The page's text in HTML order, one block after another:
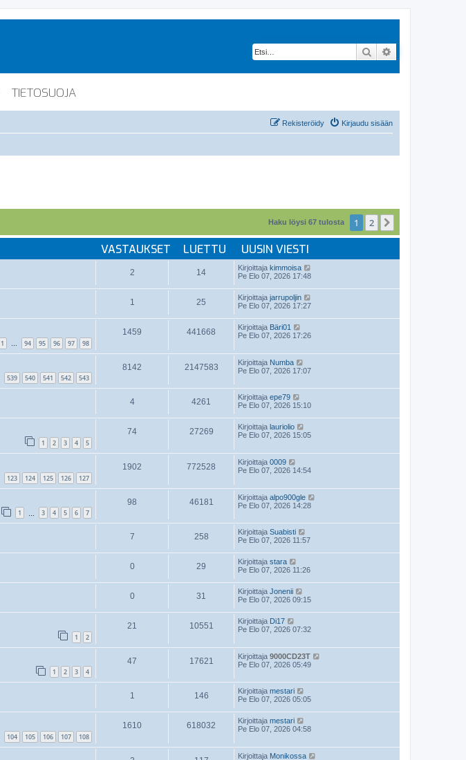
Etsi
TIETOSUOJA
Kirjaudu sisään
Rekisteröidy
Haku löysi 67 tulosta 1 2
VASTAUKSET LUETTU UUSIN VIESTI
2 14 Kirjoittaja kimmoisa
Pe Elo 07, 2026 17:48
1 25 Kirjoittaja jarrupoljin
Pe Elo 07, 2026 17:27
1 … 94 95 96 97 98
1459 441668 Kirjoittaja Bäri01
Pe Elo 07, 2026 17:26
539 540 541 542 543
8142 2147583 Kirjoittaja Numba
Pe Elo 07, 2026 17:07
4 4261 Kirjoittaja epe79
Pe Elo 07, 2026 15:10
1 2 3 4 5
74 27269 Kirjoittaja lauriolio
Pe Elo 07, 2026 15:05
123 124 125 126 127
1902 772528 Kirjoittaja 0009
Pe Elo 07, 2026 14:54
1 3 4 5 6 7
98 46181 Kirjoittaja alpo900gle
Pe Elo 07, 2026 14:28
7 258 Kirjoittaja Suabisti
Pe Elo 07, 2026 11:57
0 29 Kirjoittaja stara
Pe Elo 07, 2026 11:26
0 31 Kirjoittaja Jonenii
Pe Elo 07, 2026 09:15
1 2
21 10551 Kirjoittaja Di17
Pe Elo 07, 2026 07:32
1 2 3 4
47 17621 Kirjoittaja 9000CD23T
Pe Elo 07, 2026 05:49
1 146 Kirjoittaja mestari
Pe Elo 07, 2026 05:05
104 105 106 107 108
1610 618032 Kirjoittaja mestari
Pe Elo 07, 2026 04:58
Kirjoittaja Monikossa